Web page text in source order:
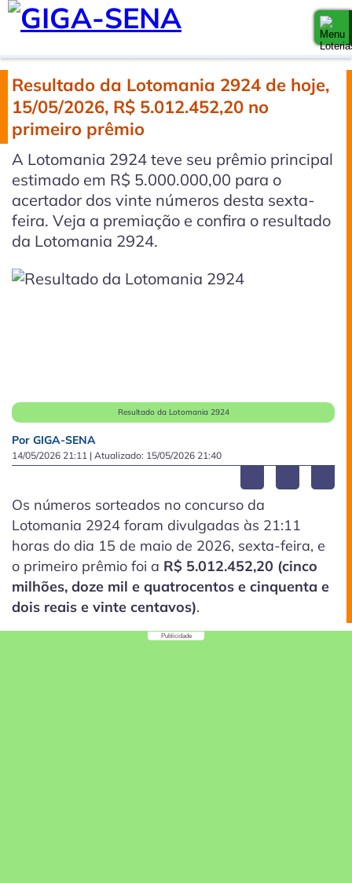
Resultado da Lotomania 2924 de hoje,
15/05/2026, R$ 5.012.452,20 no
primeiro prêmio
A Lotomania 2924 teve seu prêmio principal
estimado em R$ 5.000.000,00 para o
acertador dos vinte números desta sexta-
feira. Veja a premiação e confira o resultado
da Lotomania 2924.
Resultado da Lotomania 2924
Por GIGA-SENA
14/05/2026 21:11 | Atualizado: 15/05/2026 21:40
Os números sorteados no concurso da
Lotomania 2924 foram divulgadas às 21:11
horas do dia 15 de maio de 2026, sexta-feira, e
o primeiro prêmio foi a R$ 5.012.452,20 (cinco
milhões, doze mil e quatrocentos e cinquenta e
dois reais e vinte centavos).
Publicidade